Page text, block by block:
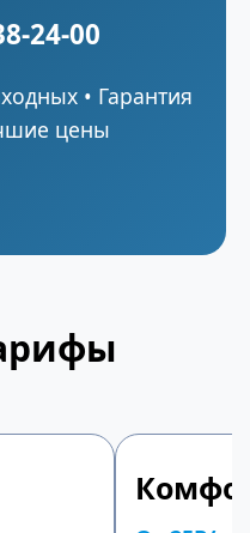
24-00
• Гарантия
цены